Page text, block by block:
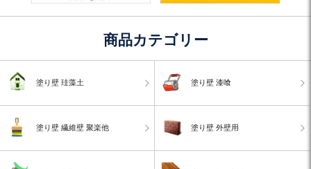
商品カテゴリー
塗り壁 珪藻土 塗り壁 漆喰
塗り壁 繊維壁 聚楽他 塗り壁 外壁用